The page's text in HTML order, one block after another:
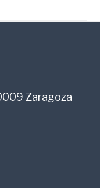
Zaragoza